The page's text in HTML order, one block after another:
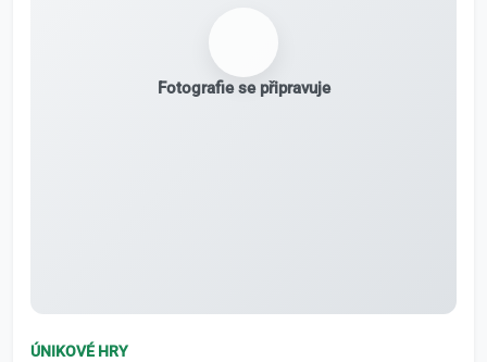
Fotografie se připravuje
ÚNIKOVÉ HRY